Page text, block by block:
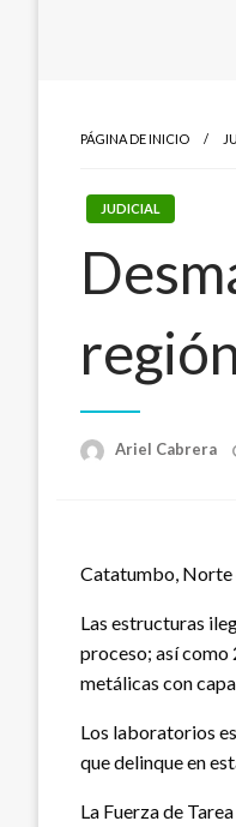
PÁGINA DE INICIO
JUDICIAL
Ariel Cabrera
Catatumbo, Norte
Las estructuras
proceso; así como
metálicas con
Los laboratorios
que delinque en
La Fuerza de